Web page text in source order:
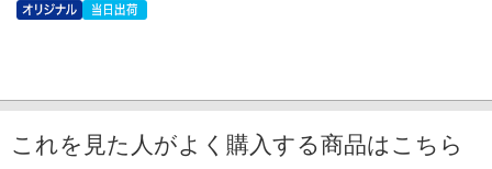
これを見た人がよく購入する商品はこちら